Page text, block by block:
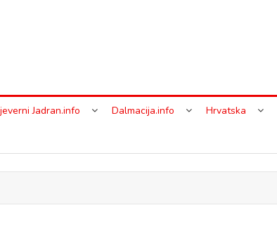
Jadran.info Dalmacija.info Hrvatska